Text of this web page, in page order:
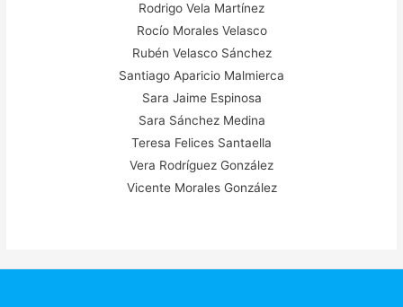
Rodrigo Vela Martínez
Rocío Morales Velasco
Rubén Velasco Sánchez
Santiago Aparicio Malmierca
Sara Jaime Espinosa
Sara Sánchez Medina
Teresa Felices Santaella
Vera Rodríguez González
Vicente Morales González